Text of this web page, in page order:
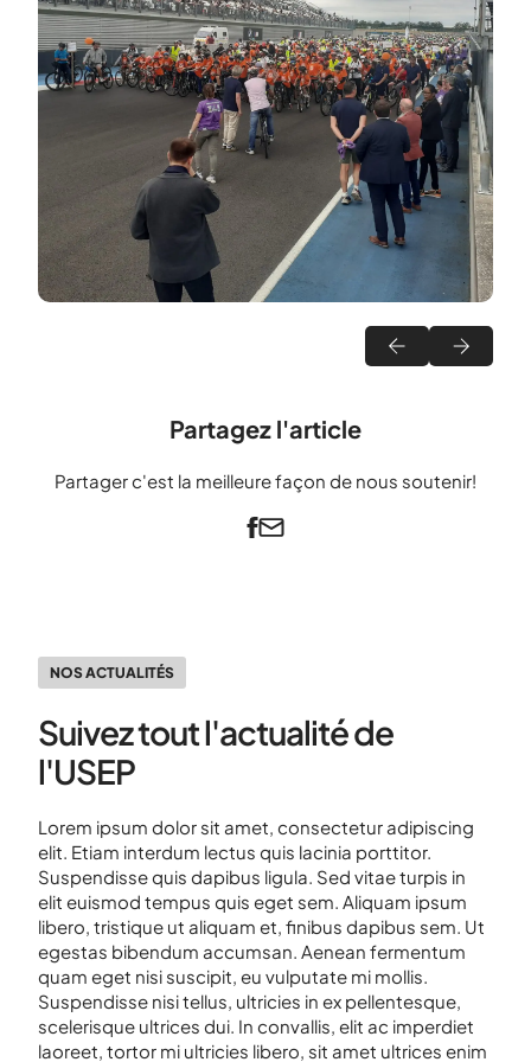
Partagez l'article
Partager c'est la meilleure façon de nous soutenir!
NOS ACTUALITÉS
Suivez tout l'actualité de
l'USEP
Lorem ipsum dolor sit amet, consectetur adipiscing
elit. Etiam interdum lectus quis lacinia porttitor.
Suspendisse quis dapibus ligula. Sed vitae turpis in
elit euismod tempus quis eget sem. Aliquam ipsum
libero, tristique ut aliquam et, finibus dapibus sem. Ut
egestas bibendum accumsan. Aenean fermentum
quam eget nisi suscipit, eu vulputate mi mollis.
Suspendisse nisi tellus, ultricies in ex pellentesque,
scelerisque ultrices dui. In convallis, elit ac imperdiet
laoreet, tortor mi ultricies libero, sit amet ultrices enim